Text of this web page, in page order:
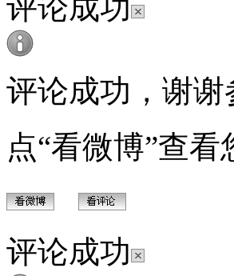
评论成功
评论成功，谢谢
点“看微博”查看
评论成功